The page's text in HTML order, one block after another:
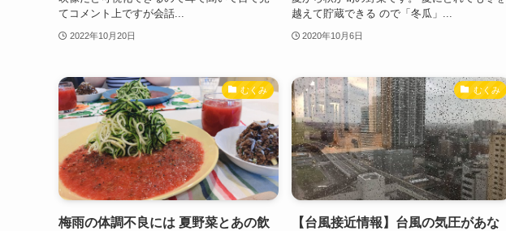
てコメント上ですが会話...
2022年10月20日
越えて貯蔵できる ので「冬瓜」...
2020年10月6日
むくみ
梅雨の体調不良には 夏野菜とあの飲
むくみ
【台風接近情報】台風の気圧があな